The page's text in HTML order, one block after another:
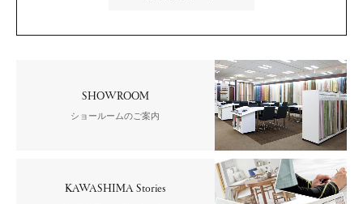
SHOWROOM
ショールームのご案内
KAWASHIMA Stories